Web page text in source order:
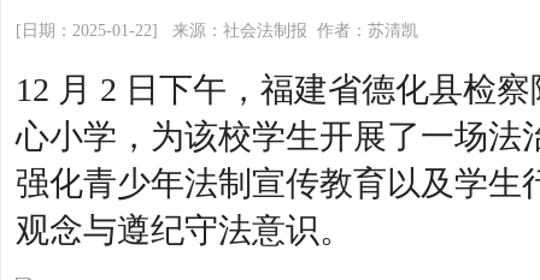
[日期：2025-01-22] 来源：社会法制报 作者：苏清凯
12 月 2 日下午，福建省德化县检
心小学，为该校学生开展了一场法
强化青少年法制宣传教育以及学生
观念与遵纪守法意识。